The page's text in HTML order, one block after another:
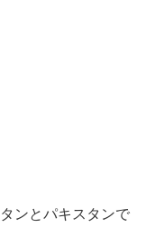
ンとパキスタンで